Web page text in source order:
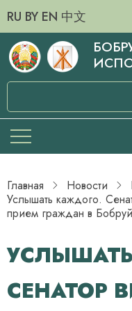
RU BY EN 中文
Главная Новости
Услышать каждого.
прием граждан в
СЕНАТОР